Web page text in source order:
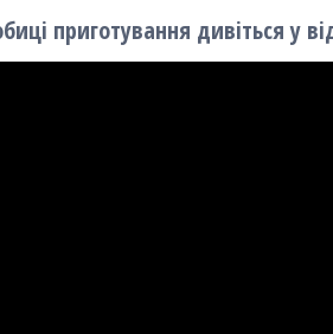
приготування дивіться у